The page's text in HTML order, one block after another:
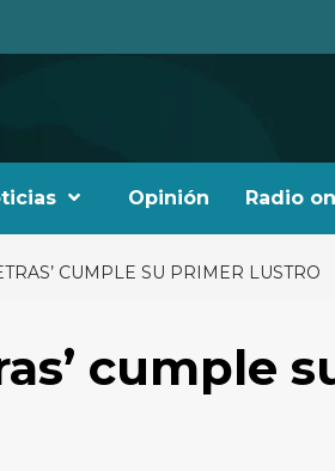
Opinión Radio
CUMPLE SU PRIMER LUSTRO
cumple